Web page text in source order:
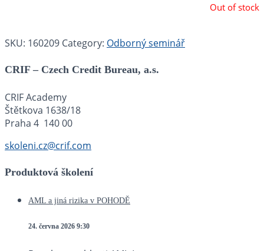
Out of stock
SKU: 160209 Category: Odborný seminář
CRIF – Czech Credit Bureau, a.s.
CRIF Academy
Štětkova 1638/18
Praha 4 140 00
skoleni.cz@crif.com
Produktová školení
AML a jiná rizika v POHODĚ
24. června 2026 9:30